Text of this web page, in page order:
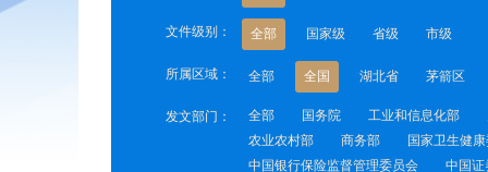
文件级别： 全部 国家级 省级 市级
所属区域： 全部 全国 湖北省 茅箭区
发文部门： 全部 国务院 工业和信息化部
农业农村部
商务部 国家卫生健
中国银行保险监督管理委员会
中国证